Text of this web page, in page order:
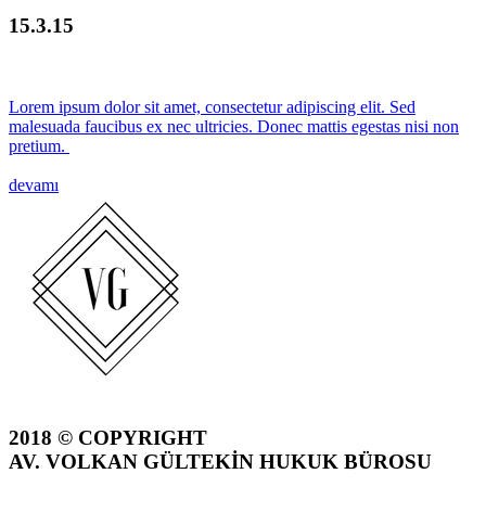
15.3.15
Lorem ipsum dolor sit amet, consectetur adipiscing elit. Sed
malesuada faucibus ex nec ultricies. Donec mattis egestas nisi non
pretium.
devamı
2018 © COPYRIGHT
AV. VOLKAN GÜLTEKİN HUKUK BÜROSU